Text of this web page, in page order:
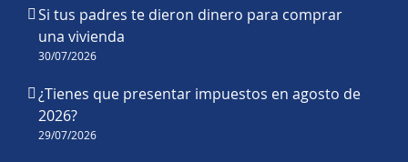
Si tus padres te dieron dinero para comprar
una vivienda
30/07/2026
¿Tienes que presentar impuestos en agosto de
2026?
29/07/2026